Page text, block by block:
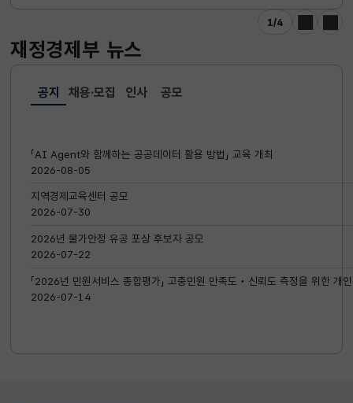
1/4
이전 다음
재정경제부 뉴스
공지
선택됨
공지
「AI Agent와 함께하는 공공데이터 활용 방법」 교육 개최
2026-08-05
지역경제교육센터 공모
2026-07-30
2026년 물가안정 유공 포상 후보자 공모
2026-07-22
「2026년 민원서비스 종합평가」 고충민원 만족도‧신뢰도 측정을 위한 개
2026-07-14
채용·모집 인사 공모